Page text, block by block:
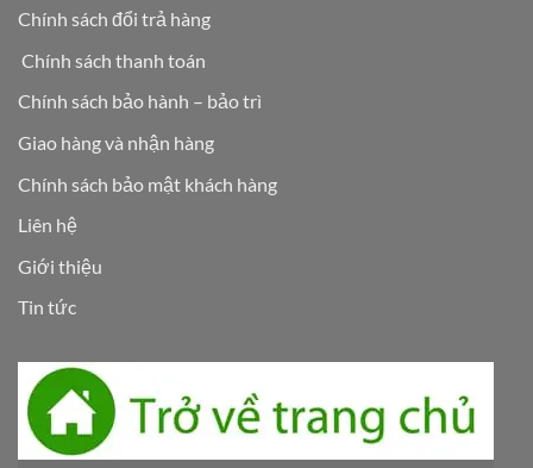
Chính sách đổi trả hàng
Chính sách thanh toán
Chính sách bảo hành – bảo trì
Giao hàng và nhận hàng
Chính sách bảo mật khách hàng
Liên hệ
Giới thiệu
Tin tức